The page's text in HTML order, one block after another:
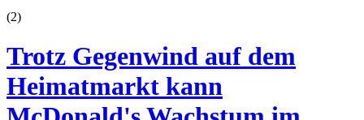
(2)
Trotz Gegenwind auf dem
Heimatmarkt kann